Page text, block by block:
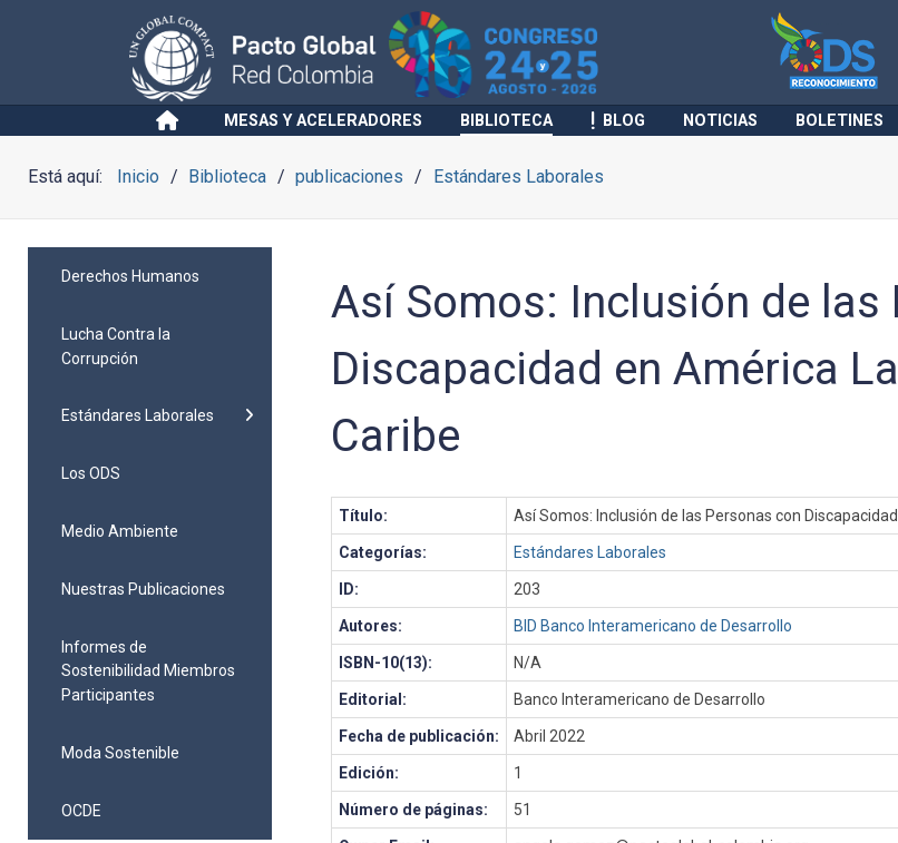
MESAS Y ACELERADORES BIBLIOTECA BLOG NOTICIAS BOLETINES
Está aquí: Inicio Biblioteca publicaciones Estándares Laborales
Derechos Humanos
Lucha Contra la
Corrupción
Estándares Laborales
Los ODS
Medio Ambiente
Nuestras Publicaciones
Informes de
Sostenibilidad Miembros
Participantes
Moda Sostenible
OCDE
Así Somos: Inclusión de las
Discapacidad en América
Caribe
Título: Así Somos: Inclusión de las Personas con
Categorías: Estándares Laborales
ID: 203
Autores: BID Banco Interamericano de Desarrollo
ISBN-10(13): N/A
Editorial: Banco Interamericano de Desarrollo
Fecha de publicación: Abril 2022
Edición: 1
Número de páginas: 51